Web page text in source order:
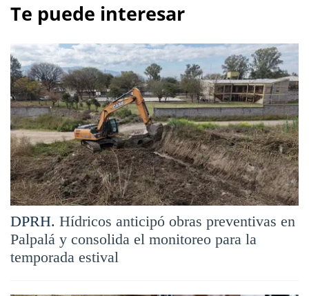
Te puede interesar
DPRH. Hídricos anticipó obras preventivas en
Palpalá y consolida el monitoreo para la
temporada estival